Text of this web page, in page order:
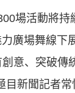
場活動將
廣場舞線下
意、突破傳
目新聞記者